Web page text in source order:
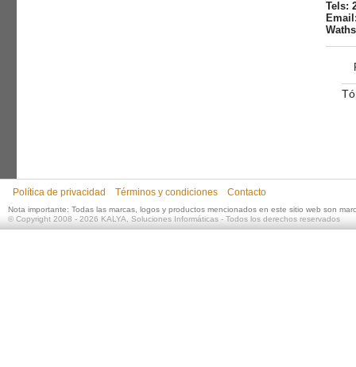
Tels:
Política de privacidad Términos y condiciones Contacto
Nota importante: Todas las marcas, logos y productos mencionados en este sitio web son
©Copyright 2008 - 2026 KALYA, Soluciones Informáticas- Todos los derechos reservados